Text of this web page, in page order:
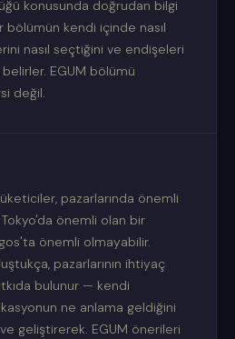
konusunda doğrudan bilgi
bölümün kendi içinde nasıl
nasıl seçtiğini ve endişeleri
EGUM bölümü
değil.
pazarlarında önemli
önemli olan bir
önemli olmayabilir.
pazarlarının ihtiyaç
bulunur — kendi
ne anlama geldiğini
geliştirerek. EGUM önerileri